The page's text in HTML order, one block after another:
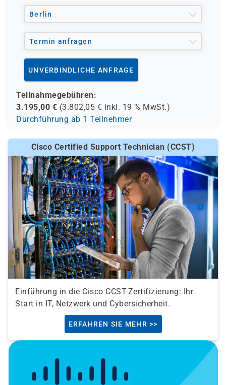
Enterprise-Netzwerke designen
Berlin
Termin anfragen
UNVERBINDLICHE ANFRAGE
Teilnahmegebühren:
3.195,00 € (3.802,05 € inkl. 19 % MwSt.)
Durchführung ab 1 Teilnehmer
Cisco Certified Support Technician (CCST)
Einführung in die Cisco CCST-Zertifizierung: Ihr
Start in IT, Netzwerk und Cybersicherheit.
ERFAHREN SIE MEHR >>